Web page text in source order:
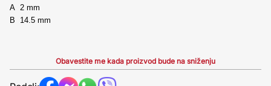
A 2 mm
B 14.5 mm
Obavestite me kada proizvod bude na sniženju